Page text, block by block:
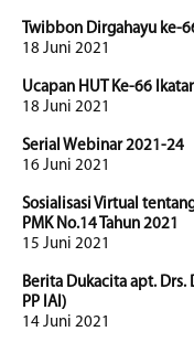
Twibbon Dirgahayu ke-
18 Juni 2021
Ucapan HUT Ke-66
18 Juni 2021
Serial Webinar 2021-24
16 Juni 2021
Sosialisasi Virtual
PMK No.14 Tahun 2021
15 Juni 2021
Berita Dukacita apt. Drs.
PP IAI)
14 Juni 2021